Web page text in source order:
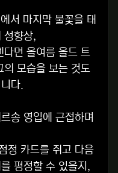
서 마지막 불꽃을 태
성향상,
다면 올여름 올드 트
의 모습을 보는 것도
다.
송 영입에 근접하며
정 카드를 쥐고 다음
평정할 수 있을지,